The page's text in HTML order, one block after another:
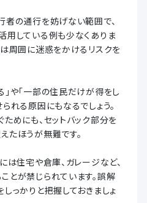
者の通行を妨げない範囲で、
用している例も少なくありま
は周囲に迷惑をかけるリスクを
や「一部の住民だけが得をし
れる原因にもなるでしょう。
めにも、セットバック部分を
たほうが無難です。
は住宅や倉庫、ガレージなど、
とが禁じられています。誤解
っかりと把握しておきましょ